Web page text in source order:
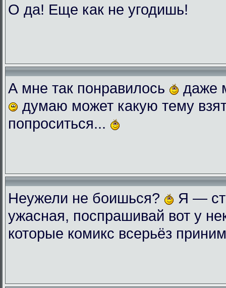
О да! Еще как не угодишь!
А мне так понравилось
даже
думаю может какую тему
попроситься...
Неужели не боишься?
Я —
ужасная, поспрашивай вот у
которые комикс всерьёз